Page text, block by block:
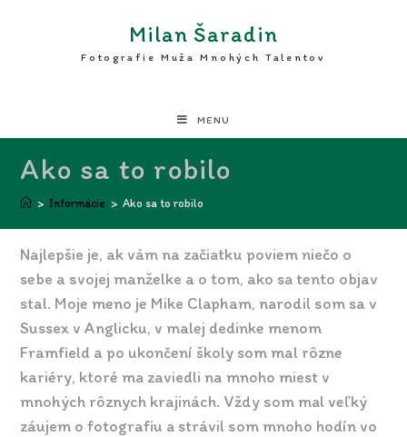
Milan Šaradin
Fotografie Muža Mnohých Talentov
MENU
Ako sa to robilo
> Informácie > Ako sa to robilo
Najlepšie je, ak vám na začiatku poviem niečo o
sebe a svojej manželke a o tom, ako sa tento objav
stal. Moje meno je Mike Clapham, narodil som sa v
Sussex v Anglicku, v malej dedinke menom
Framfield a po ukončení školy som mal rôzne
kariéry, ktoré ma zaviedli na mnoho miest v
mnohých rôznych krajinách. Vždy som mal veľký
záujem o fotografiu a strávil som mnoho hodín vo